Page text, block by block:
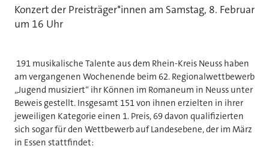
Konzert der Preisträger*innen am Samstag, 8. Februar
um 16 Uhr
191 musikalische Talente aus dem Rhein-Kreis Neuss haben
am vergangenen Wochenende beim 62. Regionalwettbewerb
„Jugend musiziert“ ihr Können im Romaneum in Neuss unter
Beweis gestellt. Insgesamt 151 von ihnen erzielten in ihrer
jeweiligen Kategorie einen 1. Preis, 69 davon qualifizierten
sich sogar für den Wettbewerb auf Landesebene, der im März
in Essen stattfindet: